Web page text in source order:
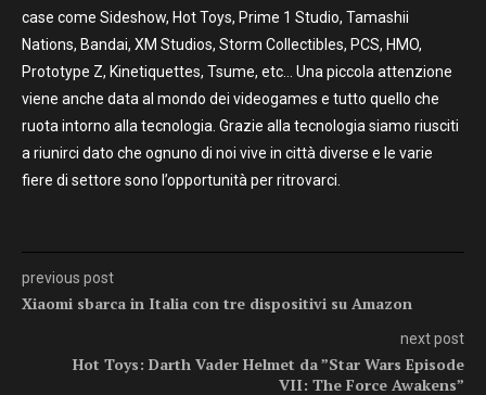
case come Sideshow, Hot Toys, Prime 1 Studio, Tamashii
Nations, Bandai, XM Studios, Storm Collectibles, PCS, HMO,
Prototype Z, Kinetiquettes, Tsume, etc… Una piccola attenzione
viene anche data al mondo dei videogames e tutto quello che
ruota intorno alla tecnologia. Grazie alla tecnologia siamo riusciti
a riunirci dato che ognuno di noi vive in città diverse e le varie
fiere di settore sono l’opportunità per ritrovarci.
previous post
Xiaomi sbarca in Italia con tre dispositivi su Amazon
next post
Hot Toys: Darth Vader Helmet da ”Star Wars Episode
VII: The Force Awakens”